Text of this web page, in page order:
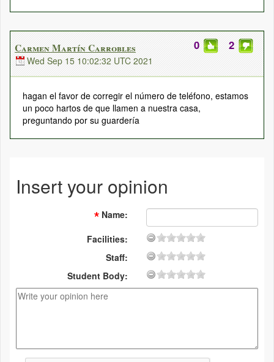
2
0
Carmen Martín Carrobles
Wed Sep 15 10:02:32 UTC 2021
hagan el favor de corregir el número de teléfono, estamos
un poco hartos de que llamen a nuestra casa,
preguntando por su guardería
Insert your opinion
Name:
Facilities:
Staff:
Student Body: